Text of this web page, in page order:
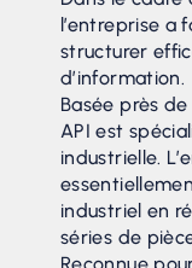
l’entreprise a
structurer
d’information.
Basée près
API est
industrielle.
industriel en
séries de